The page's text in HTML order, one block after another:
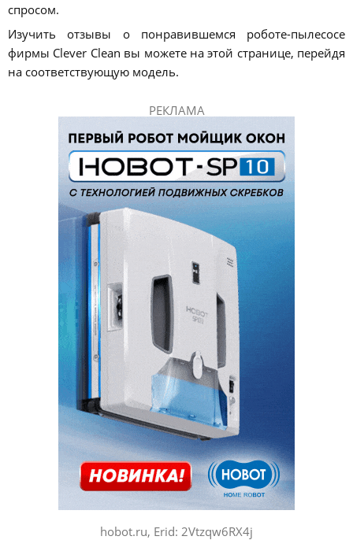
спросом.
Изучить отзывы о понравившемся роботе-пылесосе
фирмы Clever Clean вы можете на этой странице, перейдя
на соответствующую модель.
РЕКЛАМА
hobot.ru, Erid: 2Vtzqw6RX4j